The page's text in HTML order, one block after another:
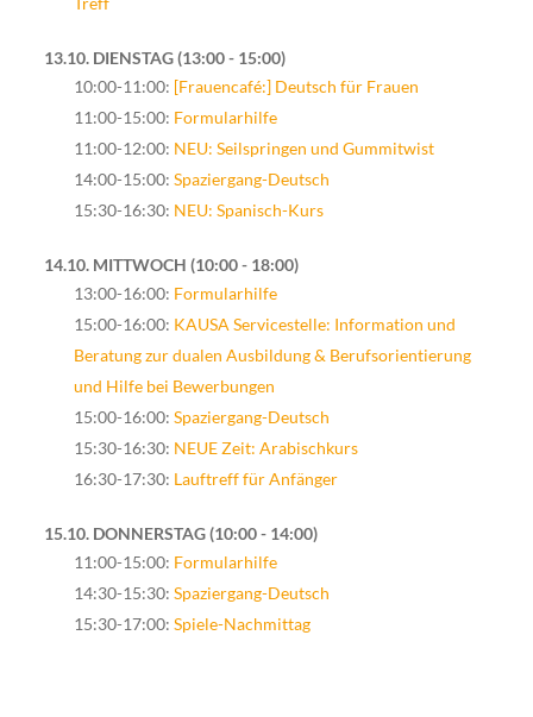
13.10. DIENSTAG 13:00 - 15:00
10:00-11:00: [Frauencafé:] Deutsch für Frauen
11:00-15:00: Formularhilfe
11:00-12:00: NEU: Seilspringen und Gummitwist
14:00-15:00: Spaziergang-Deutsch
15:30-16:30: NEU: Spanisch-Kurs
14.10. MITTWOCH 10:00 - 18:00
13:00-16:00: Formularhilfe
15:00-16:00: KAUSA Servicestelle: Information und
Beratung zur dualen Ausbildung & Berufsorientierung
und Hilfe bei Bewerbungen
15:00-16:00: Spaziergang-Deutsch
15:30-16:30: NEUE Zeit: Arabischkurs
16:30-17:30: Lauftreff für Anfänger
15.10. DONNERSTAG 10:00 - 14:00
11:00-15:00: Formularhilfe
14:30-15:30: Spaziergang-Deutsch
15:30-17:00: Spiele-Nachmittag